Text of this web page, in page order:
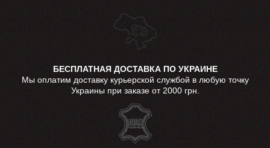
БЕСПЛАТНАЯ ДОСТАВКА ПО УКРАИНЕ
Мы оплатим доставку курьерской службой в любую точку
Украины при заказе от 2000 грн.